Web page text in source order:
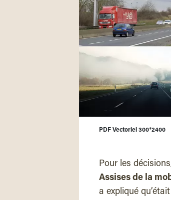
PDF Vectoriel 300*2400
Pour les
Assises de la
a expliqué